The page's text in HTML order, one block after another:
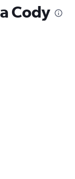
Cody